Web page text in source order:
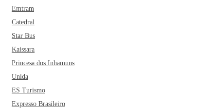
Emtram
Catedral
Star Bus
Kaissara
Princesa dos Inhamuns
Unida
ES Turismo
Expresso Brasileiro